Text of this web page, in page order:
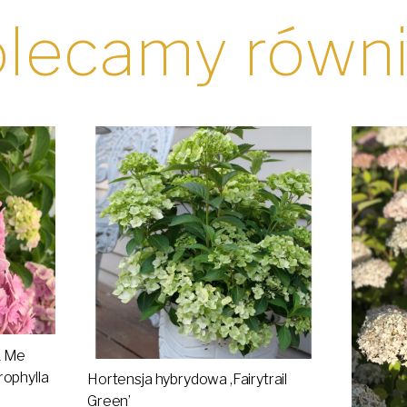
Me
Hortensja hybrydowa ,Fairytrail
Green’